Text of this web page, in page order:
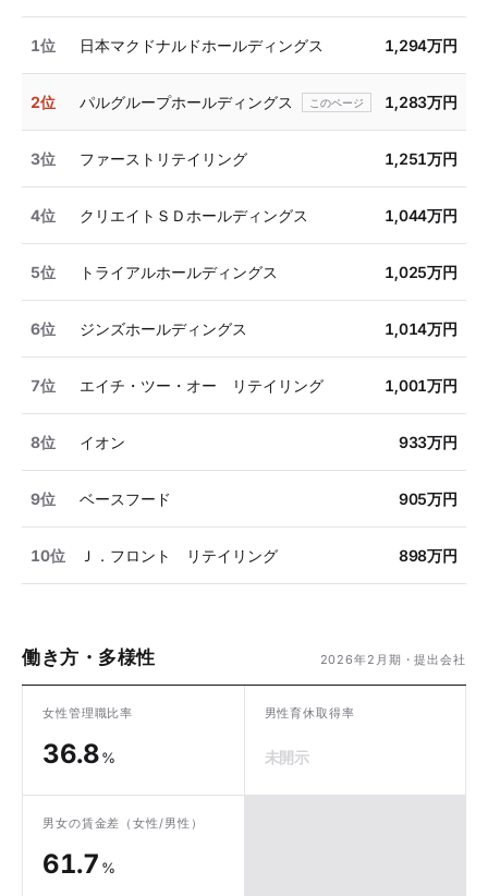
1位 日本マクドナルドホールディングス 1,294万円
2位 パルグループホールディングス 1,283万円
3位 ファーストリテイリング 1,251万円
4位 クリエイトＳＤホールディングス 1,044万円
5位 トライアルホールディングス 1,025万円
6位 ジンズホールディングス 1,014万円
7位 エイチ・ツー・オー リテイリング 1,001万円
8位 イオン 933万円
9位 ベースフード 905万円
10位 Ｊ．フロント リテイリング 898万円
働き方・多様性 2026年2月期・提出会社
女性管理職比率
36.8%
男性育休取得率
未開示
男女の賃金差 （女性/男性）
61.7 %